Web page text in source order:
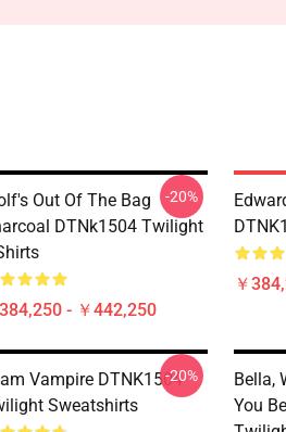
Out Of The Bag
DTNk1504 Twilight
- ￥442,250
-20%
￥
Vampire DTNK1504
Sweatshirts
-20%
Bella,
You